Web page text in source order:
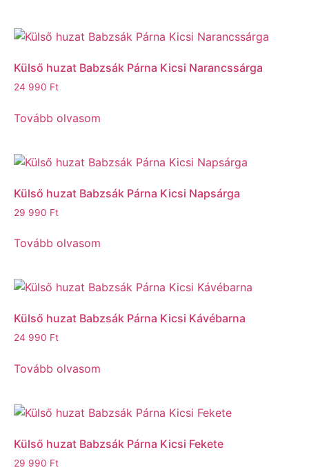
Külső huzat Babzsák Párna Kicsi Narancssárga
24 990 Ft
Tovább olvasom
Külső huzat Babzsák Párna Kicsi Napsárga
29 990 Ft
Tovább olvasom
Külső huzat Babzsák Párna Kicsi Kávébarna
24 990 Ft
Tovább olvasom
Külső huzat Babzsák Párna Kicsi Fekete
29 990 Ft